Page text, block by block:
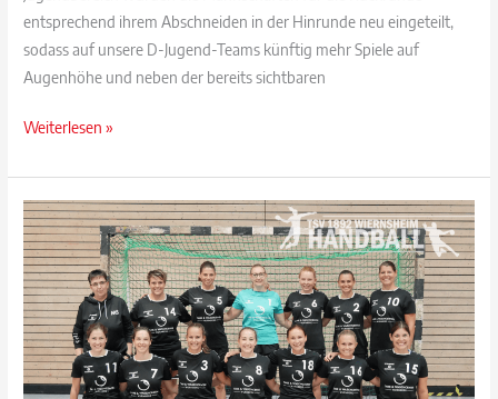
entsprechend ihrem Abschneiden in der Hinrunde neu eingeteilt,
sodass auf unsere D-Jugend-Teams künftig mehr Spiele auf
Augenhöhe und neben der bereits sichtbaren
HANDBALL
Wochenende
Weiterlesen »